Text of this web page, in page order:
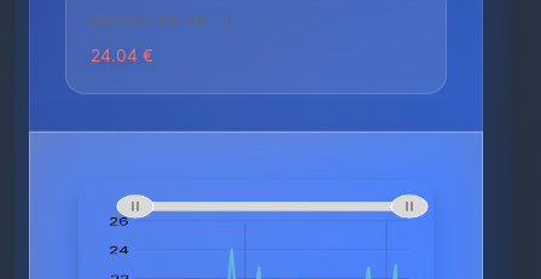
HÖCHSTER PREIS
24.04 €